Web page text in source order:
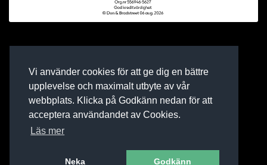
Vi använder cookies för att ge dig en bättre
upplevelse och maximalt utbyte av vår
webbplats. Klicka på Godkänn nedan för att
acceptera användandet av Cookies.
Läs mer
Neka Godkänn